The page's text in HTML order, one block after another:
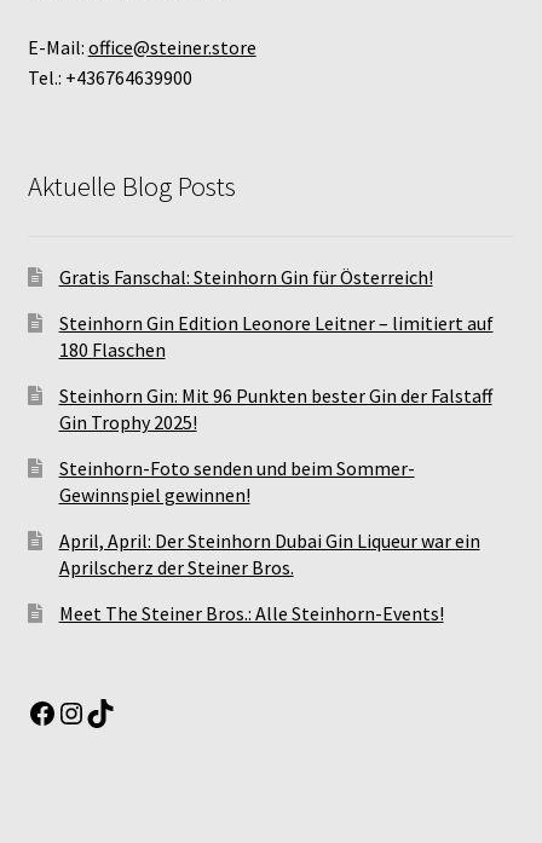
E-Mail: office@steiner.store
Tel.: +436764639900
Aktuelle Blog Posts
Gratis Fanschal: Steinhorn Gin für Österreich!
Steinhorn Gin Edition Leonore Leitner – limitiert auf
180 Flaschen
Steinhorn Gin: Mit 96 Punkten bester Gin der Falstaff
Gin Trophy 2025!
Steinhorn-Foto senden und beim Sommer-
Gewinnspiel gewinnen!
April, April: Der Steinhorn Dubai Gin Liqueur war ein
Aprilscherz der Steiner Bros.
Meet The Steiner Bros.: Alle Steinhorn-Events!
Facebook
Instagram
TikTok